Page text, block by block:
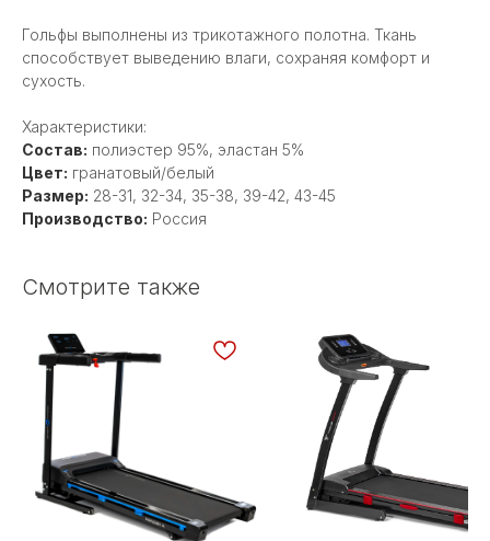
Гольфы выполнены из трикотажного полотна. Ткань
способствует выведению влаги, сохраняя комфорт и
сухость.
Характеристики:
Состав: полиэстер 95%, эластан 5%
Цвет: гранатовый/белый
Размер: 28-31, 32-34, 35-38, 39-42, 43-45
Производство: Россия
Смотрите также